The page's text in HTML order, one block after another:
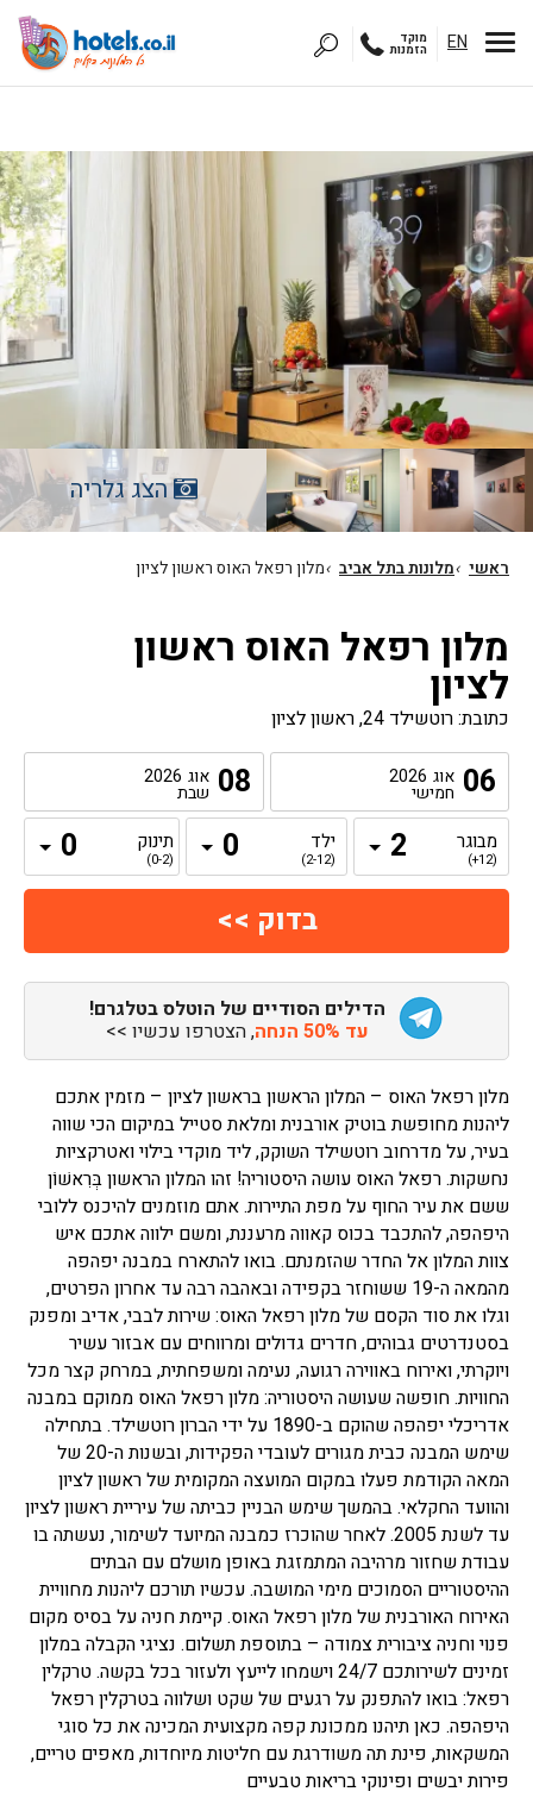
EN מוקד
הזמנות
הצג גלריה
ראשי ›מלונות בתל אביב ›מלון רפאל האוס ראשון לציון
מלון רפאל האוס ראשון
לציון
כתובת: רוטשילד 24, ראשון לציון
06 אוג 2026
חמישי 08 אוג 2026
שבת
מבוגר
(12+)
ילד
(2-12)
תינוק
(0-2)
הדילים הסודיים של הוטלס בטלגרם!
עד 50% הנחה , הצטרפו עכשיו >>
מלון רפאל האוס – המלון הראשון בראשון לציון – מזמין אתכם
ליהנות מחופשת בוטיק אורבנית ומלאת סטייל במיקום הכי שווה
בעיר, על מדרחוב רוטשילד השוקק, ליד מוקדי בילוי ואטרקציות
נחשקות. רפאל האוס עושה היסטוריה! זהו המלון הראשון בְּרִאשׁוֹן
ששם את עיר החוף על מפת התיירות. אתם מוזמנים להיכנס ללובי
היפהפה, להתכבד בכוס קאווה מרעננת, ומשם ילווה אתכם איש
צוות המלון אל החדר שהזמנתם. בואו להתארח במבנה יפהפה
מהמאה ה-19 ששוחזר בקפידה ובאהבה רבה עד אחרון הפרטים,
וגלו את סוד הקסם של מלון רפאל האוס: שירות לבבי, אדיב ומפנק
בסטנדרטים גבוהים, חדרים גדולים ומרווחים עם אבזור עשיר
ויוקרתי, ואירוח באווירה רגועה, נעימה ומשפחתית, במרחק קצר מכל
החוויות. חופשה שעושה היסטוריה: מלון רפאל האוס ממוקם במבנה
אדריכלי יפהפה שהוקם ב-1890 על ידי הברון רוטשילד. בתחילה
שימש המבנה כבית מגורים לעובדי הפקידות, ובשנות ה-20 של
המאה הקודמת פעלו במקום המועצה המקומית של ראשון לציון
והוועד החקלאי. בהמשך שימש הבניין כביתה של עיריית ראשון לציון
עד לשנת 2005. לאחר שהוכרז כמבנה המיועד לשימור, נעשתה בו
עבודת שחזור מרהיבה המתמזגת באופן מושלם עם הבתים
ההיסטוריים הסמוכים מימי המושבה. עכשיו תורכם ליהנות מחוויית
האירוח האורבנית של מלון רפאל האוס. קיימת חניה על בסיס מקום
פנוי וחניה ציבורית צמודה – בתוספת תשלום. נציגי הקבלה במלון
זמינים לשירותכם 24/7 וישמחו לייעץ ולעזור בכל בקשה. טרקלין
רפאל: בואו להתפנק על רגעים של שקט ושלווה בטרקלין רפאל
היפהפה. כאן תיהנו ממכונת קפה מקצועית המכינה את כל סוגי
המשקאות, פינת תה משודרגת עם חליטות מיוחדות, מאפים טריים,
פירות יבשים ופינוקי בריאות טבעיים